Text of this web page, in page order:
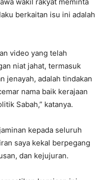
berkaitan isu ini adalah
video yang telah
niat jahat, termasuk
jenayah, adalah tindakan
nama baik kerajaan
Sabah,” katanya.
kepada seluruh
saya kekal berpegang
dan kejujuran.